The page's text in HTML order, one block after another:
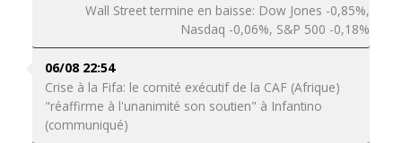
Wall Street termine en baisse: Dow Jones -0,85%,
Nasdaq -0,06%, S&P 500 -0,18%
06/08 22:54
Crise à la Fifa: le comité exécutif de la CAF (Afrique)
"réaffirme à l'unanimité son soutien" à Infantino
(communiqué)